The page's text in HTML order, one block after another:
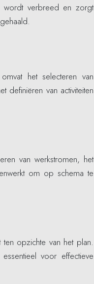
wordt verbreed en zorgt
het selecteren van
definiëren van activiteiten
van werkstromen, het
om op schema te
opzichte van het plan.
voor effectieve